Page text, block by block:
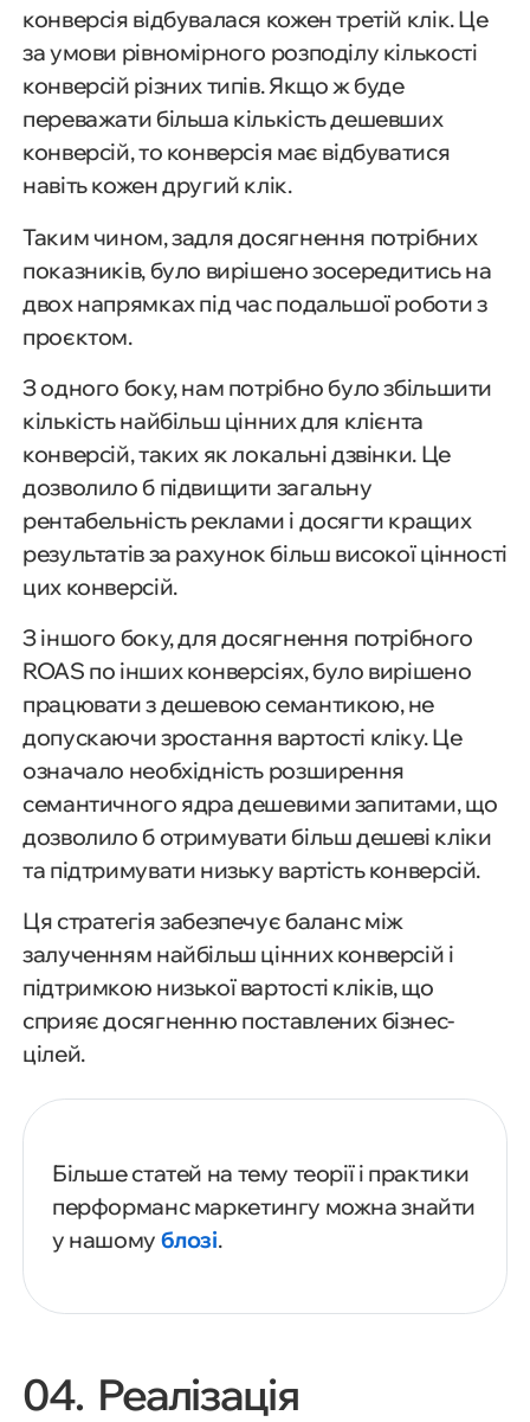
конверсія відбувалася кожен третій клік. Це
за умови рівномірного розподілу кількості
конверсій різних типів. Якщо ж буде
переважати більша кількість дешевших
конверсій, то конверсія має відбуватися
навіть кожен другий клік.
Таким чином, задля досягнення потрібних
показників, було вирішено зосередитись на
двох напрямках під час подальшої роботи з
проєктом.
З одного боку, нам потрібно було збільшити
кількість найбільш цінних для клієнта
конверсій, таких як локальні дзвінки. Це
дозволило б підвищити загальну
рентабельність реклами і досягти кращих
результатів за рахунок більш високої цінності
цих конверсій.
З іншого боку, для досягнення потрібного
ROAS по інших конверсіях, було вирішено
працювати з дешевою семантикою, не
допускаючи зростання вартості кліку. Це
означало необхідність розширення
семантичного ядра дешевими запитами, що
дозволило б отримувати більш дешеві кліки
та підтримувати низьку вартість конверсій.
Ця стратегія забезпечує баланс між
залученням найбільш цінних конверсій і
підтримкою низької вартості кліків, що
сприяє досягненню поставлених бізнес-
цілей.
Більше статей на тему теорії і практики
перформанс маркетингу можна знайти
у нашому блозі.
04. Реалізація